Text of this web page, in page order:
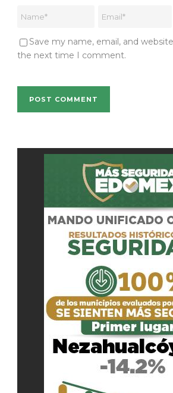
Save my name, email, and
the next time I comment.